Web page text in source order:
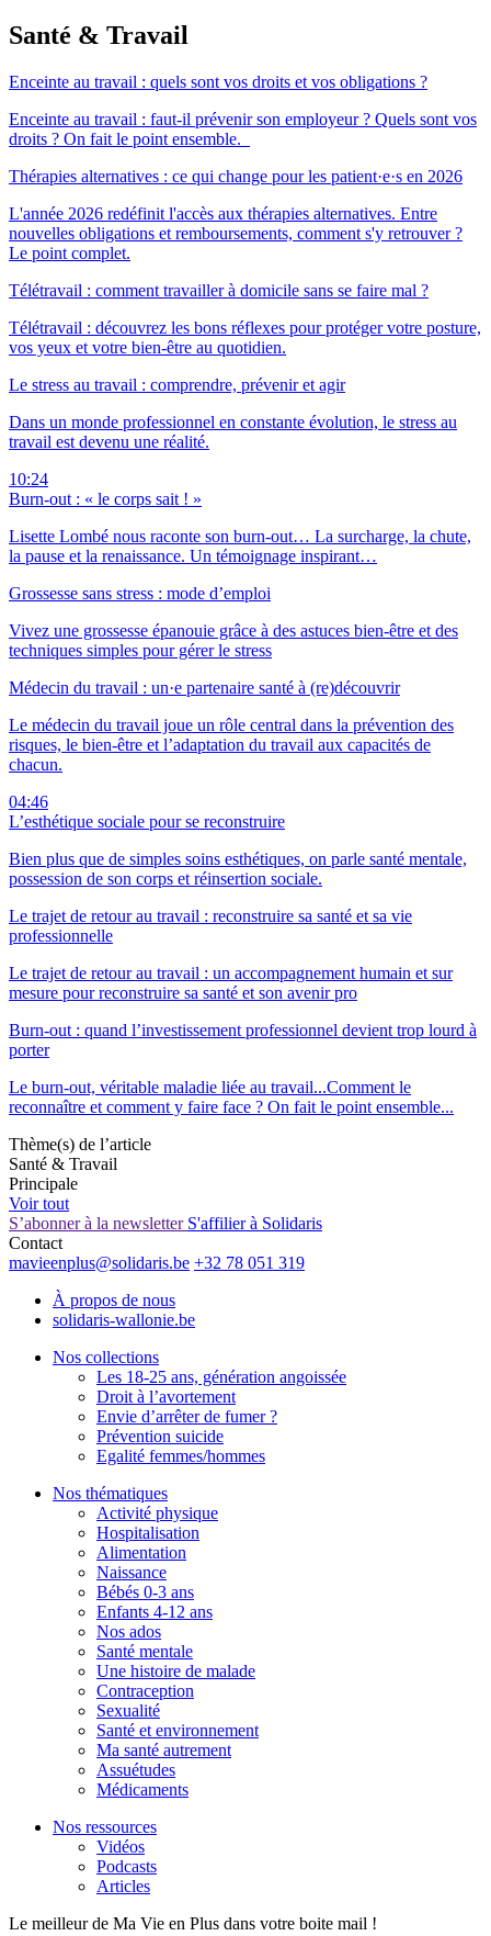
Santé & Travail
Enceinte au travail : quels sont vos droits et vos obligations ?
Enceinte au travail : faut-il prévenir son employeur ? Quels sont vos
droits ? On fait le point ensemble.
Thérapies alternatives : ce qui change pour les patient·e·s en 2026
L'année 2026 redéfinit l'accès aux thérapies alternatives. Entre
nouvelles obligations et remboursements, comment s'y retrouver ?
Le point complet.
Télétravail : comment travailler à domicile sans se faire mal ?
Télétravail : découvrez les bons réflexes pour protéger votre posture,
vos yeux et votre bien-être au quotidien.
Le stress au travail : comprendre, prévenir et agir
Dans un monde professionnel en constante évolution, le stress au
travail est devenu une réalité.
10:24
Burn-out : « le corps sait ! »
Lisette Lombé nous raconte son burn-out… La surcharge, la chute,
la pause et la renaissance. Un témoignage inspirant…
Grossesse sans stress : mode d’emploi
Vivez une grossesse épanouie grâce à des astuces bien-être et des
techniques simples pour gérer le stress
Médecin du travail : un·e partenaire santé à (re)découvrir
Le médecin du travail joue un rôle central dans la prévention des
risques, le bien-être et l’adaptation du travail aux capacités de
chacun.
04:46
L’esthétique sociale pour se reconstruire
Bien plus que de simples soins esthétiques, on parle santé mentale,
possession de son corps et réinsertion sociale.
Le trajet de retour au travail : reconstruire sa santé et sa vie
professionnelle
Le trajet de retour au travail : un accompagnement humain et sur
mesure pour reconstruire sa santé et son avenir pro
Burn-out : quand l’investissement professionnel devient trop lourd à
porter
Le burn-out, véritable maladie liée au travail...Comment le
reconnaître et comment y faire face ? On fait le point ensemble...
Thème(s) de l’article
Santé & Travail
Principale
Voir tout
S’abonner à la newsletter S'affilier à Solidaris
Contact
mavieenplus@solidaris.be +32 78 051 319
À propos de nous
solidaris-wallonie.be
Nos collections
Les 18-25 ans, génération angoissée
Droit à l’avortement
Envie d’arrêter de fumer ?
Prévention suicide
Egalité femmes/hommes
Nos thématiques
Activité physique
Hospitalisation
Alimentation
Naissance
Bébés 0-3 ans
Enfants 4-12 ans
Nos ados
Santé mentale
Une histoire de malade
Contraception
Sexualité
Santé et environnement
Ma santé autrement
Assuétudes
Médicaments
Nos ressources
Vidéos
Podcasts
Articles
Le meilleur de Ma Vie en Plus dans votre boite mail !